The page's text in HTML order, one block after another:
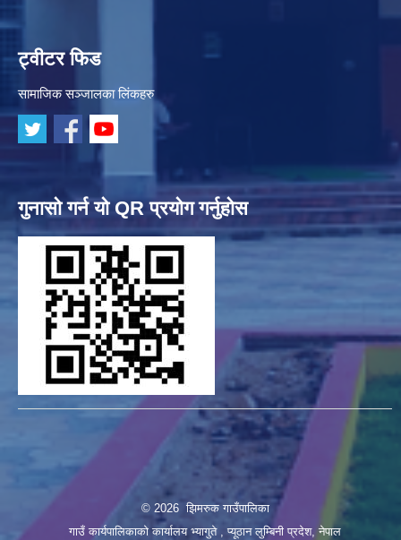
ट्वीटर फिड
सामाजिक सञ्जालका लिंकहरु
गुनासो गर्न यो QR प्रयोग गर्नुहोस
© 2026 झिमरुक गाउँपालिका
गाउँ कार्यपालिकाको कार्यालय भ्यागुते , प्यूठान लुम्बिनी प्रदेश, नेपाल